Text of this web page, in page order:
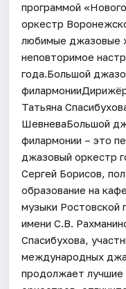
программой
оркестр
любимые джазовые
неповторимое
года.Большой
Татьяна
ШевневаБольшой
филармонии – это
джазовый оркестр
Сергей Борисов,
образование на
музыки Ростовской
имени С.В.
Спасибухова,
международных
продолжает лучшие